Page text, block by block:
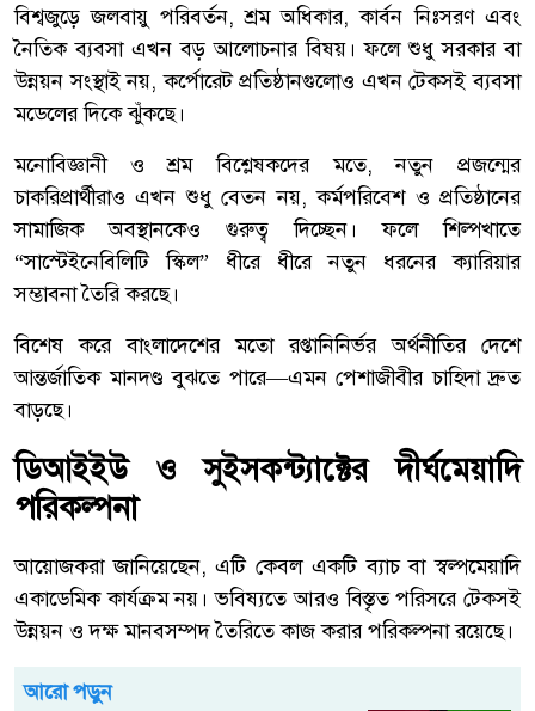
বিশ্বজুড়ে জলবায়ু পরিবর্তন, শ্রম অধিকার, কার্বন নিঃসরণ এবং
নৈতিক ব্যবসা এখন বড় আলোচনার বিষয়। ফলে শুধু সরকার বা
উন্নয়ন সংস্থাই নয়, কর্পোরেট প্রতিষ্ঠানগুলোও এখন টেকসই ব্যবসা
মডেলের দিকে ঝুঁকছে।
মনোবিজ্ঞানী ও শ্রম বিশ্লেষকদের মতে, নতুন প্রজন্মের
চাকরিপ্রার্থীরাও এখন শুধু বেতন নয়, কর্মপরিবেশ ও প্রতিষ্ঠানের
সামাজিক অবস্থানকেও গুরুত্ব দিচ্ছেন। ফলে শিল্পখাতে
“সাস্টেইনেবিলিটি স্কিল” ধীরে ধীরে নতুন ধরনের ক্যারিয়ার
সম্ভাবনা তৈরি করছে।
বিশেষ করে বাংলাদেশের মতো রপ্তানিনির্ভর অর্থনীতির দেশে
আন্তর্জাতিক মানদণ্ড বুঝতে পারে—এমন পেশাজীবীর চাহিদা দ্রুত
বাড়ছে।
ডিআইইউ ও সুইসকন্ট্যাক্টের দীর্ঘমেয়াদি
পরিকল্পনা
আয়োজকরা জানিয়েছেন, এটি কেবল একটি ব্যাচ বা স্বল্পমেয়াদি
একাডেমিক কার্যক্রম নয়। ভবিষ্যতে আরও বিস্তৃত পরিসরে টেকসই
উন্নয়ন ও দক্ষ মানবসম্পদ তৈরিতে কাজ করার পরিকল্পনা রয়েছে।
আরো পড়ুন